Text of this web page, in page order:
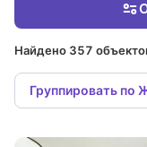
Найдено 357
Группировать по